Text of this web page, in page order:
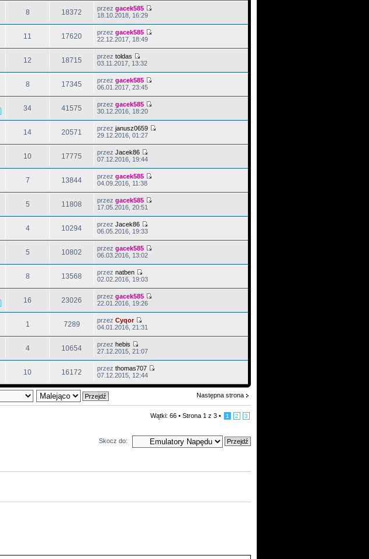
8 18372 przez gacek585
18.10.2018, 16:29
11 17620 przez gacek585
22.12.2017, 18:49
12 18715 przez toldas
03.11.2017, 13:32
8 17345 przez gacek585
06.01.2017, 23:45
34 41575 przez gacek585
30.12.2016, 18:20
14 20571 przez janusz0659
29.12.2016, 01:27
10 17775 przez Jacek86
07.12.2016, 19:44
7 13844 przez gacek585
04.09.2016, 11:38
5 11808 przez gacek585
17.05.2016, 20:51
4 10294 przez Jacek86
06.05.2016, 19:33
5 10802 przez gacek585
06.03.2016, 13:02
8 13568 przez natben
02.02.2016, 19:03
16 23026 przez gacek585
22.01.2016, 19:26
1 7289 przez Cyqor
04.01.2016, 21:31
4 10654 przez hebis
27.12.2015, 21:07
10 16172 przez thomas707
07.12.2015, 12:44
Następna strona
Wątki: 66 • Strona 1 z 3 • 1 2 3
Skocz do: